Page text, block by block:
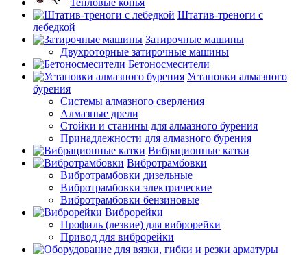
Тепловые копья
Штатив-треноги с
лебедкой
Затирочные машины
Двухроторные затирочные машины
Бетоносмесители
Установки алмазного
бурения
Системы алмазного сверления
Алмазные дрели
Стойки и станины для алмазного бурения
Принадлежности для алмазного бурения
Вибрационные катки
Вибротрамбовки
Вибротрамбовки дизельные
Вибротрамбовки электрические
Вибротрамбовки бензиновые
Виброрейки
Профиль (лезвие) для виброрейки
Привод для виброрейки